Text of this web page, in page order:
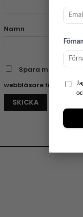
Namn
Spara mitt namn,
webbläsare till nästa